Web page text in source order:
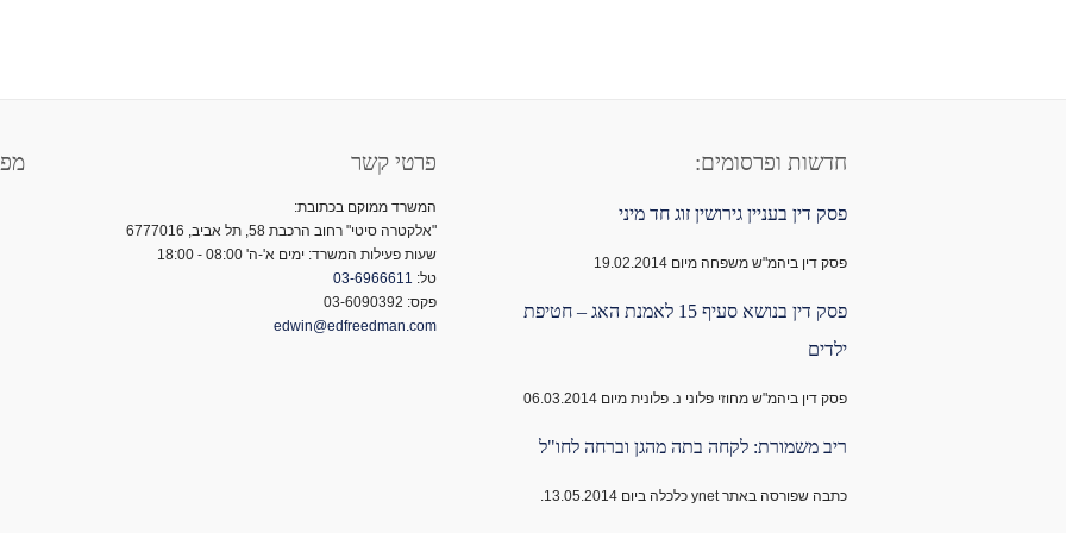
חדשות ופרסומים:
פסק דין בעניין גירושין זוג חד מיני
פסק דין ביהמ"ש משפחה מיום 19.02.2014
פסק דין בנושא סעיף 15 לאמנת האג – חטיפת
ילדים
פסק דין ביהמ"ש מחוזי פלוני נ. פלונית מיום 06.03.2014
ריב משמורת: לקחה בתה מהגן וברחה לחו"ל
כתבה שפורסה באתר ynet כלכלה ביום 13.05.2014.
פרטי קשר
המשרד ממוקם בכתובת:
"אלקטרה סיטי" רחוב הרכבת 58, תל אביב, 6777016
שעות פעילות המשרד: ימים א'-ה' 08:00 - 18:00
טל: 03-6966611
פקס: 03-6090392
edwin@edfreedman.com